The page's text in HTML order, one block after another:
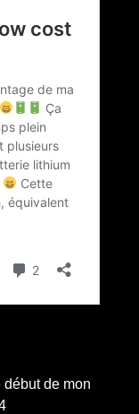
début de mon